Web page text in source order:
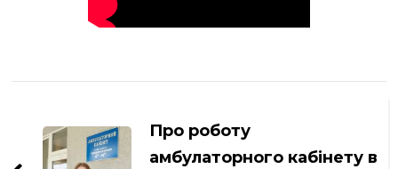
запису
Про роботу
амбулаторного кабінету в